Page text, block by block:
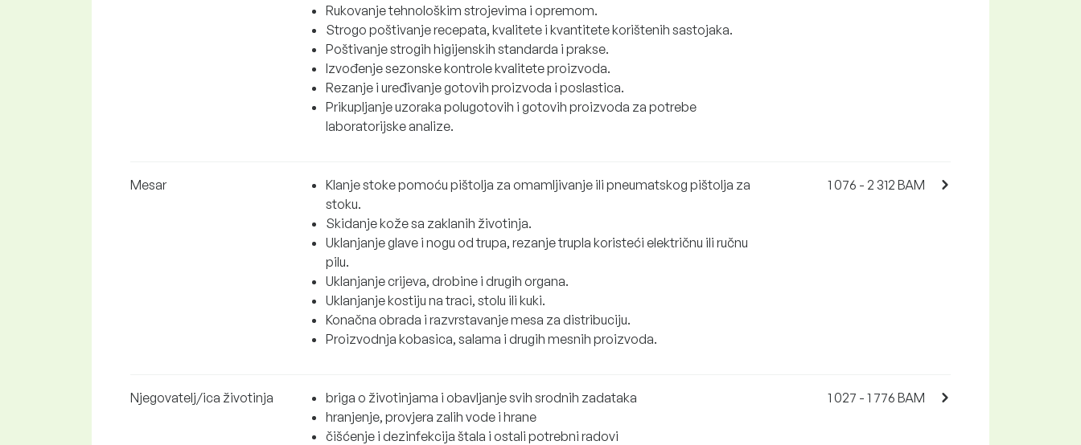
Rukovanje tehnološkim strojevima i opremom.
Strogo poštivanje recepata, kvalitete i kvantitete korištenih sastojaka.
Poštivanje strogih higijenskih standarda i prakse.
Izvođenje sezonske kontrole kvalitete proizvoda.
Rezanje i uređivanje gotovih proizvoda i poslastica.
Prikupljanje uzoraka polugotovih i gotovih proizvoda za potrebe
laboratorijske analize.
Mesar
Klanje stoke pomoću pištolja za omamljivanje ili pneumatskog pištolja za
stoku.
Skidanje kože sa zaklanih životinja.
Uklanjanje glave i nogu od trupa, rezanje trupla koristeći električnu ili ručnu
pilu.
Uklanjanje crijeva, drobine i drugih organa.
Uklanjanje kostiju na traci, stolu ili kuki.
Konačna obrada i razvrstavanje mesa za distribuciju.
Proizvodnja kobasica, salama i drugih mesnih proizvoda.
1 076 - 2 312 BAM
Njegovatelj/ica životinja
briga o životinjama i obavljanje svih srodnih zadataka
hranjenje, provjera zalih vode i hrane
čišćenje i dezinfekcija štala i ostali potrebni radovi
1 027 - 1 776 BAM